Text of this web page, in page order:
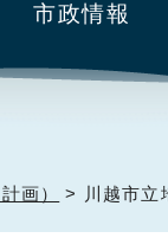
市政情報
画） > 川越市立